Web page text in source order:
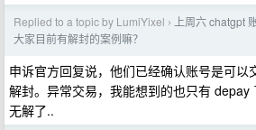
Replied to a topic by LumiYixel ›
上周六 chatgpt
大家目前有解封的案例嘛？
申诉官方回复说，他们已经确认账号是可以
解封。异常交易，我能想到的也只有 depay
无解了..